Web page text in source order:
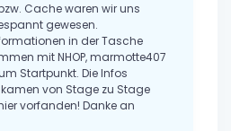
Cache waren wir uns
gewesen.
in der Tasche
mit NHOP, marmotte407
Startpunkt. Die Infos
von Stage zu Stage
vorfanden! Danke an